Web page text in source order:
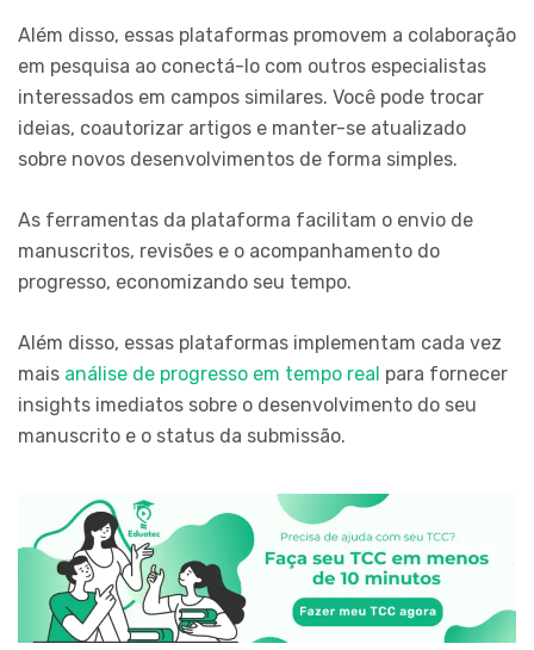
Além disso, essas plataformas promovem a colaboração
em pesquisa ao conectá-lo com outros especialistas
interessados em campos similares. Você pode trocar
ideias, coautorizar artigos e manter-se atualizado
sobre novos desenvolvimentos de forma simples.
As ferramentas da plataforma facilitam o envio de
manuscritos, revisões e o acompanhamento do
progresso, economizando seu tempo.
Além disso, essas plataformas implementam cada vez
mais análise de progresso em tempo real para fornecer
insights imediatos sobre o desenvolvimento do seu
manuscrito e o status da submissão.